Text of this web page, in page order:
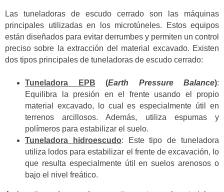
Las tuneladoras de escudo cerrado son las máquinas
principales utilizadas en los microtúneles. Estos equipos
están diseñados para evitar derrumbes y permiten un control
preciso sobre la extracción del material excavado. Existen
dos tipos principales de tuneladoras de escudo cerrado:
Tuneladora EPB (Earth Pressure Balance):
Equilibra la presión en el frente usando el propio
material excavado, lo cual es especialmente útil en
terrenos arcillosos. Además, utiliza espumas y
polímeros para estabilizar el suelo.
Tuneladora hidroescudo: Este tipo de tuneladora
utiliza lodos para estabilizar el frente de excavación, lo
que resulta especialmente útil en suelos arenosos o
bajo el nivel freático.